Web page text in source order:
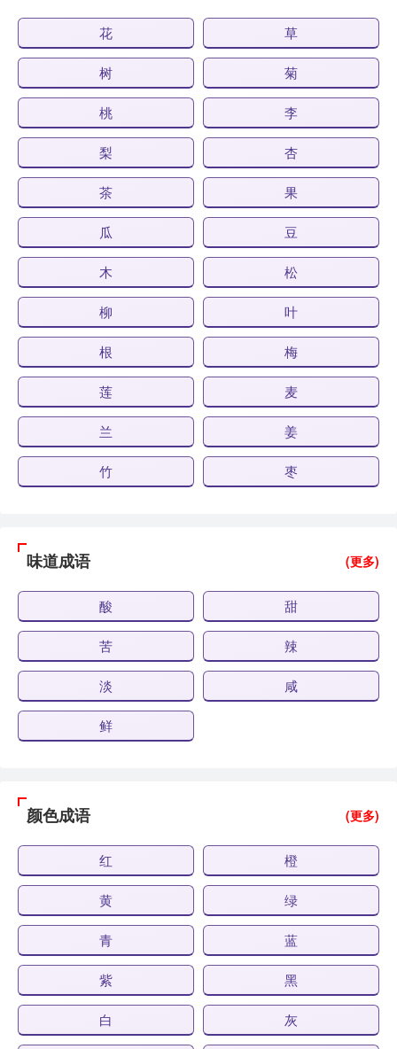
花 草
树 菊
桃 李
梨 杏
茶 果
瓜 豆
木 松
柳 叶
根 梅
莲 麦
兰 姜
竹 枣
味道成语 (更多)
酸 甜
苦 辣
淡 咸
鲜
颜色成语 (更多)
红 橙
黄 绿
青 蓝
紫 黑
白 灰